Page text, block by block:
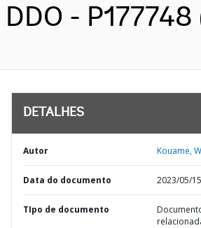
DDO - P177748
DETALHES
Autor Kouame,
Data do documento 2023/05/15
TIpo de documento